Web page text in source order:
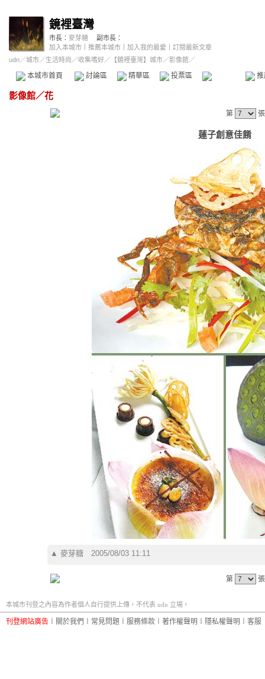
鏡裡臺灣
市長： 麥芽糖
副市長：
加入本城市
推薦本城市 加入我的最愛
訂閱最新文章
udn／城市／生活時尚 ／收集嗜好／ 【鏡裡臺灣】城市／影像館／
本城市首頁 討論區 精華區 投票區 影像館
影像館／花
第
蓮子創意佳餚
▲ 麥芽糖 2005/08/03 11:11
第
本城市刊登之內容為作者個人自行提供上傳，不代表 udn 立場。
刊登網站廣告 關於我們 常見問題 服務條款 著作權聲明 隱私權聲明 客服